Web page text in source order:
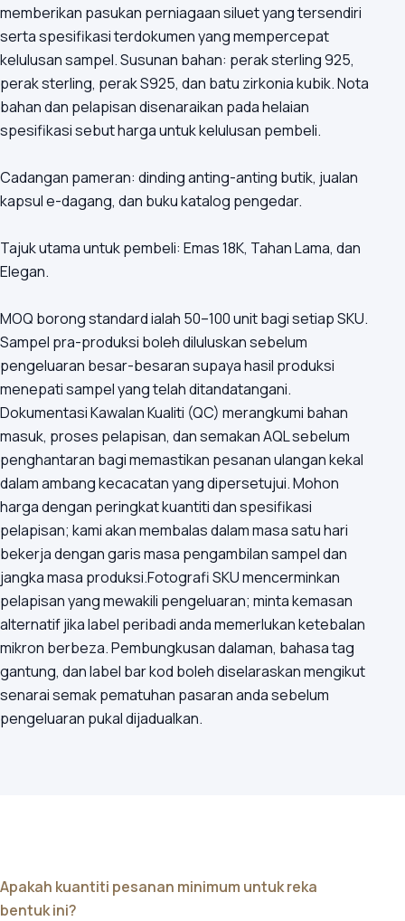
memberikan pasukan perniagaan siluet yang tersendiri
serta spesifikasi terdokumen yang mempercepat
kelulusan sampel. Susunan bahan: perak sterling 925,
perak sterling, perak S925, dan batu zirkonia kubik. Nota
bahan dan pelapisan disenaraikan pada helaian
spesifikasi sebut harga untuk kelulusan pembeli.
Cadangan pameran: dinding anting-anting butik, jualan
kapsul e-dagang, dan buku katalog pengedar.
Tajuk utama untuk pembeli: Emas 18K, Tahan Lama, dan
Elegan.
MOQ borong standard ialah 50–100 unit bagi setiap SKU.
Sampel pra-produksi boleh diluluskan sebelum
pengeluaran besar-besaran supaya hasil produksi
menepati sampel yang telah ditandatangani.
Dokumentasi Kawalan Kualiti (QC) merangkumi bahan
masuk, proses pelapisan, dan semakan AQL sebelum
penghantaran bagi memastikan pesanan ulangan kekal
dalam ambang kecacatan yang dipersetujui. Mohon
harga dengan peringkat kuantiti dan spesifikasi
pelapisan; kami akan membalas dalam masa satu hari
bekerja dengan garis masa pengambilan sampel dan
jangka masa produksi.Fotografi SKU mencerminkan
pelapisan yang mewakili pengeluaran; minta kemasan
alternatif jika label peribadi anda memerlukan ketebalan
mikron berbeza. Pembungkusan dalaman, bahasa tag
gantung, dan label bar kod boleh diselaraskan mengikut
senarai semak pematuhan pasaran anda sebelum
pengeluaran pukal dijadualkan.
Apakah kuantiti pesanan minimum untuk reka
bentuk ini?